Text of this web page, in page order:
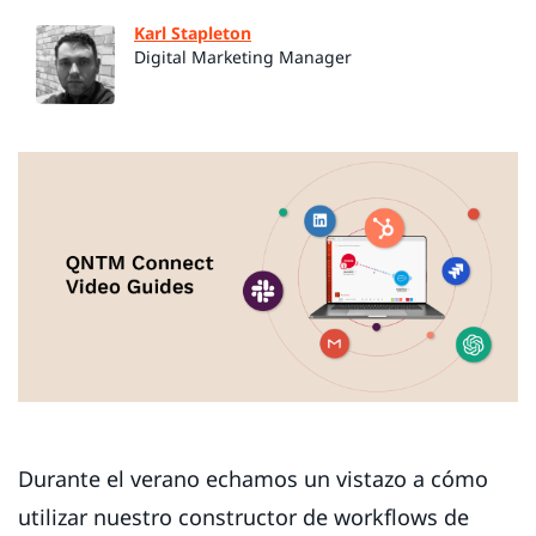
Karl Stapleton
Digital Marketing Manager
Durante el verano echamos un vistazo a cómo
utilizar nuestro constructor de workflows de